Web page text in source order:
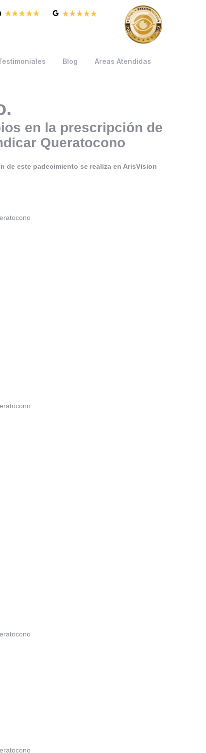
Blog Areas Atendidas
en la prescripción de
Queratocono
de este padecimiento se realiza en ArisVision